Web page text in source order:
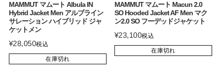
MAMMUT マムート Albula IN
Hybrid Jacket Men アルブライン
サレーション ハイブリッド ジャ
ケットメン
¥28,050税込
在庫切れ
MAMMUT マムート Macun 2.0
SO Hooded Jacket AF Men マク
ン2.0 SO フーデッドジャケット
¥23,100税込
在庫切れ